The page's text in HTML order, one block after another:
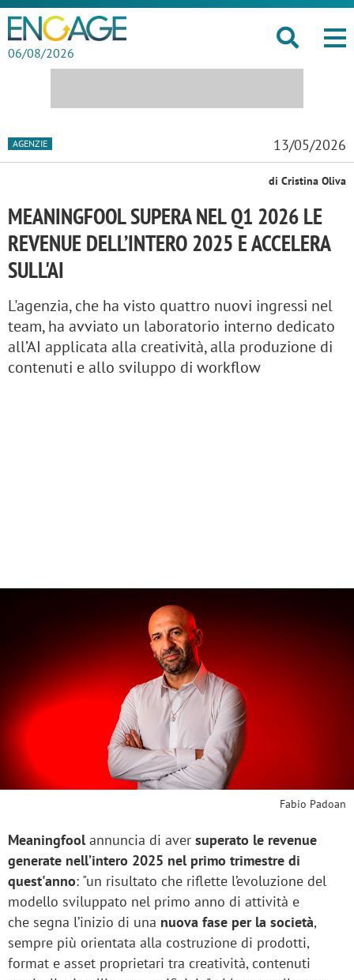
06/08/2026
AGENZIE 13/05/2026
di Cristina Oliva
MEANINGFOOL SUPERA NEL Q1 2026 LE
REVENUE DELL’INTERO 2025 E ACCELERA
SULL'AI
L'agenzia, che ha visto quattro nuovi ingressi nel
team, ha avviato un laboratorio interno dedicato
all’AI applicata alla creatività, alla produzione di
contenuti e allo sviluppo di workflow
Fabio Padoan
Meaningfoolannuncia di aver superato le revenue
generate nell’intero 2025 nel primo trimestre di
quest'anno: "un risultato che riflette l’evoluzione del
modello sviluppato nel primo anno di attività e
che segna l’inizio di una nuova fase per la società,
sempre più orientata alla costruzione di prodotti,
format e asset proprietari tra creatività, contenuti